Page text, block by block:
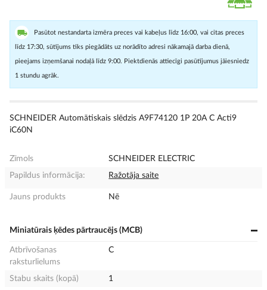
Pasūtot nestandarta izmēra preces vai kabeļus līdz 16:00, vai citas preces
līdz 17:30, sūtījums tiks piegādāts uz norādīto adresi nākamajā darba dienā,
pieejams izņemšanai nodaļā līdz 9:00. Piektdienās attiecīgi pasūtījumus jāiesniedz
1 stundu agrāk.
SCHNEIDER Automātiskais slēdzis A9F74120 1P 20A C Acti9
iC60N
Zīmols
SCHNEIDER ELECTRIC
Papildus informācija:
Ražotāja saite
Jauns produkts Nē
Miniatūrais ķēdes pārtraucējs (MCB)
Atbrīvošanas
raksturlielums
C
Stabu skaits (kopā)
1